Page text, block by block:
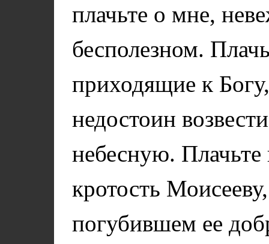
плачьте о мне,
бесполезном.
приходящие к
недостоин
небесную.
кротость
погубившем ее